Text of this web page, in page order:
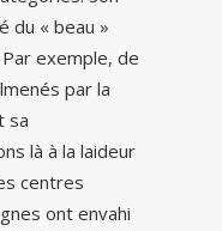
du « beau »
exemple, de
par la
sa
là à la laideur
centres
ont envahi